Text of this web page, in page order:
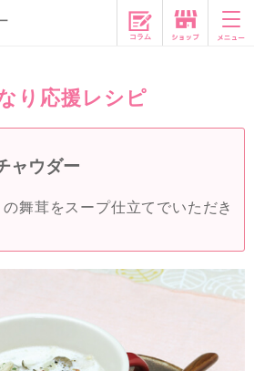
コラム
り応援レシピ
ャウダー
舞茸をスープ仕立てでいただき